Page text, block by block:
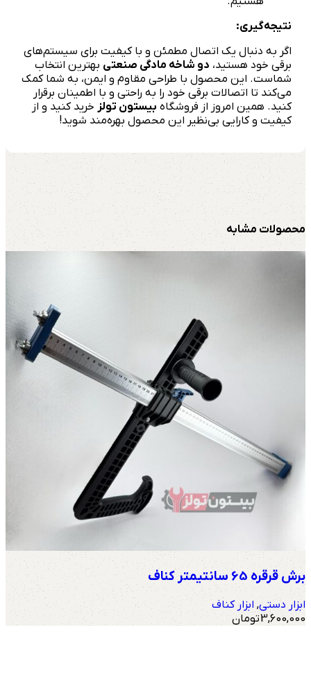
نتیجه‌گیری:
اگر به دنبال یک اتصال مطمئن و با کیفیت برای سیستم‌های
برقی خود هستید، دو شاخه مادگی صنعتی بهترین انتخاب
شماست. این محصول با طراحی مقاوم و ایمن، به شما کمک
می‌کند تا اتصالات برقی خود را به راحتی و با اطمینان برقرار
کنید. همین امروز از فروشگاه بیستون تولز خرید کنید و از
کیفیت و کارایی بی‌نظیر این محصول بهره‌مند شوید!
محصولات مشابه
برش قرقره 65 سانتیمتر کناف
ابزار دستی, ابزار کناف
3,600,000تومان